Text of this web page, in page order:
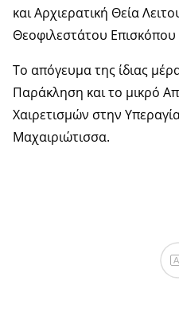
και Αρχιερατική Θεία
Θεοφιλεστάτου
Το απόγευμα της ίδιας
Παράκληση και το μικρό
Χαιρετισμών στην
Μαχαιριώτισσα.